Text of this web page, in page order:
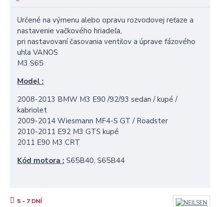
Určené na výmenu alebo opravu rozvodovej reťaze a
nastavenie vačkového hriadeľa,
pri nastavovaní časovania ventilov a úprave fázového
uhla VANOS
M3 S65
Model :
2008-2013 BMW M3 E90 /92/93 sedan / kupé /
kabriolet
2009-2014 Wiesmann MF4-S GT / Roadster
2010-2011 E92 M3 GTS kupé
2011 E90 M3 CRT
Kód motora : S65B40, S65B44
5 - 7 DNÍ